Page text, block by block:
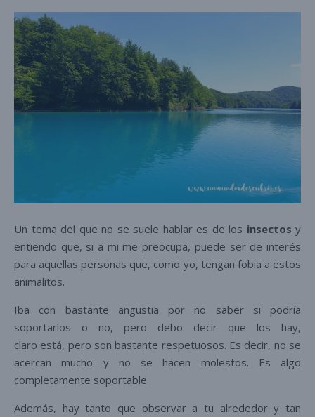
Un tema del que no se suele hablar es de los insectos y
entiendo que, si a mi me preocupa, puede ser de interés
para aquellas personas que, como yo, tengan fobia a estos
animalitos.
Iba con bastante angustia por no saber si podría
soportarlos o no, pero debo decir que los hay,
claro está, pero son bastante respetuosos. Es decir, no se
acercan mucho y no se hacen molestos. Es algo
completamente soportable.
Además, hay tanto que observar a tu alrededor y tan